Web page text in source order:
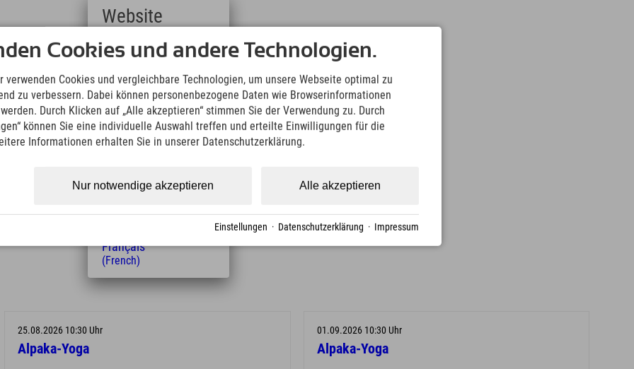
bis zum Vortag um 16:00 Uhr möglich.
25.08.2026 10:30 Uhr
Alpaka-Yoga
01.09.2026 10:30 Uhr
Alpaka-Yoga
Cookies und andere Technologien.
verwenden Cookies und vergleichbare Technologien, um unsere Webseite optimal zu
zu verbessern. Dabei können personenbezogene Daten wie Browserinformationen
Durch Klicken auf „Alle akzeptieren“ stimmen Sie der Verwendung zu. Durch
können Sie eine individuelle Auswahl treffen und erteilte Einwilligungen für die
Informationen erhalten Sie in unserer Datenschutzerklärung.
Alle akzeptieren
Nur notwendige akzeptieren
Einstellungen · Datenschutzerklärung · Impressum
Website
Deutsch
(German)
English
(English)
Italiano
(Italian)
Čeština
(Czech)
Magyar
Nederlands
Français
(French)